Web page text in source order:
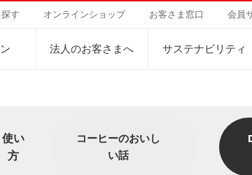
す オンラインショップ お客さま窓口 会員
法人のお客さまへ サステナビリティ
を豊かにする手助けを 直営農園
内容 UCCの活動
使い
方
コーヒーのおいし
い話